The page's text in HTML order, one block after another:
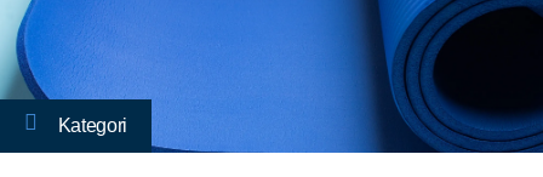
Kategori